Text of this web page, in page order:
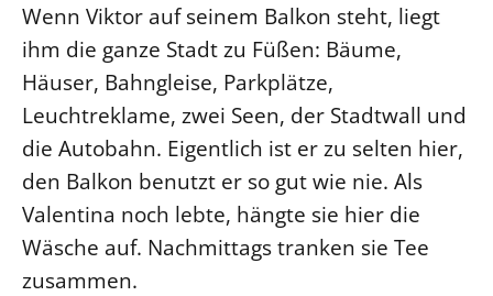
Wenn Viktor auf seinem Balkon steht, liegt
ihm die ganze Stadt zu Füßen: Bäume,
Häuser, Bahngleise, Parkplätze,
Leuchtreklame, zwei Seen, der Stadtwall und
die Autobahn. Eigentlich ist er zu selten hier,
den Balkon benutzt er so gut wie nie. Als
Valentina noch lebte, hängte sie hier die
Wäsche auf. Nachmittags tranken sie Tee
zusammen.
Kirche und Finanzen
Personalausschuss
LANDESKIRCHENAMT
Willkommen
Kollegium
Abteilungen des Landeskirchenamts
Rechnungsprüfungsamt
Evangelische Kirche
Lutherische Kirche
Glaubensbekenntnis
Positionen
Ökumene
Religionen
Gegen Gewalt
KLIMASCHUTZ
Nachhaltigkeit
Erneuerbare Energien
Mobilität
Naturschutz
Gebäude
Impressum
Datenschutz
Kontakt
Barrierefreiheit
Presse
Freie Stellen
Service für Gemeinden
Suche